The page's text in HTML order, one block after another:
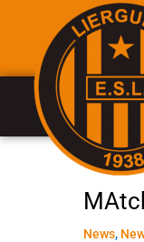
contenu
News,